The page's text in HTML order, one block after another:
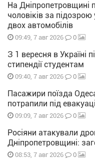
На Дніпропетровщині
чоловіків за
двох автомобілів
09:49, 7 авг 2026 0
З 1 вересня в Україні
стипендії студентам
09:40, 7 авг 2026 0
Пасажири поїзда
потрапили під
09:09, 7 авг 2026 0
Росіяни атакували
Дніпропетровщині:
08:53, 7 авг 2026 0